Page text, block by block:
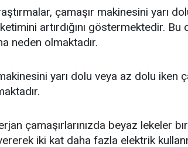
çamaşır makinesini yarı
artırdığını göstermektedir.
neden olmaktadır.
yarı dolu veya az dolu iken
çamaşırlarınızda beyaz lekeler
iki kat daha fazla elektrik